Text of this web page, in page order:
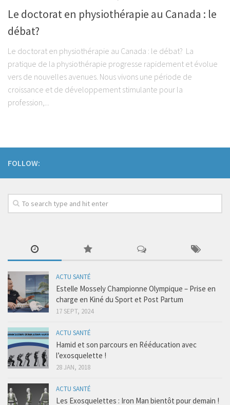
Régime Méditérranéen
Régime Végétarien
Mincir au Féminin / au Masculin
Les Programmes Fit
Coaching Mental
Se connecter
Le doctorat en physiothérapie au Canada : le
débat?
Le doctorat en physiothérapie au Canada : le débat? La
pratique de la physiothérapie progresse rapidement et évolue
vers de nouvelles avenues. Nous vivons une période de
croissance et de développement stimulante pour la
profession,...
FOLLOW:
ACTU SANTÉ
Estelle Mossely Championne Olympique – Prise en
charge en Kiné du Sport et Post Partum
17 SEPT, 2024
ACTU SANTÉ
Hamid et son parcours en Rééducation avec
l’exosquelette !
28 JAN, 2018
ACTU SANTÉ
Les Exosquelettes : Iron Man bientôt pour demain !